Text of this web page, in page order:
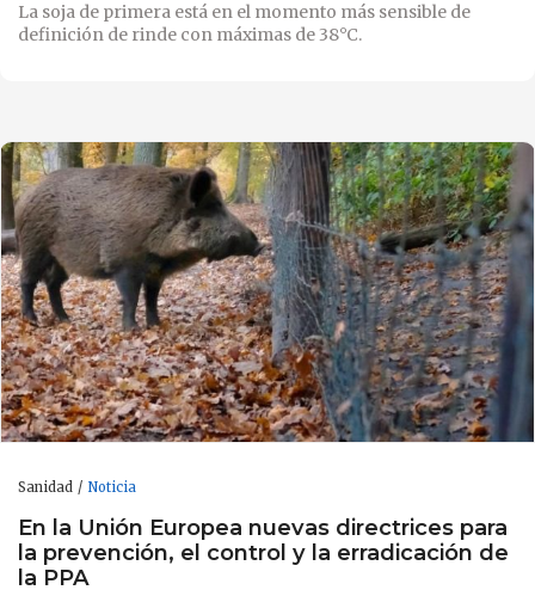
La soja de primera está en el momento más sensible de
definición de rinde con máximas de 38°C.
Sanidad Noticia
En la Unión Europea nuevas directrices para
la prevención, el control y la erradicación de
la PPA